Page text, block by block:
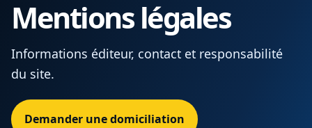
Mentions légales
Informations éditeur, contact et responsabilité
du site.
Demander une domiciliation